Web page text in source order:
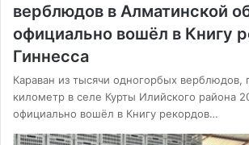
верблюдов в Алматинской
официально вошёл в Книгу
Гиннесса
Караван из тысячи одногорбых
километр в селе Курты Илийского района
официально вошёл в Книгу рекордов…